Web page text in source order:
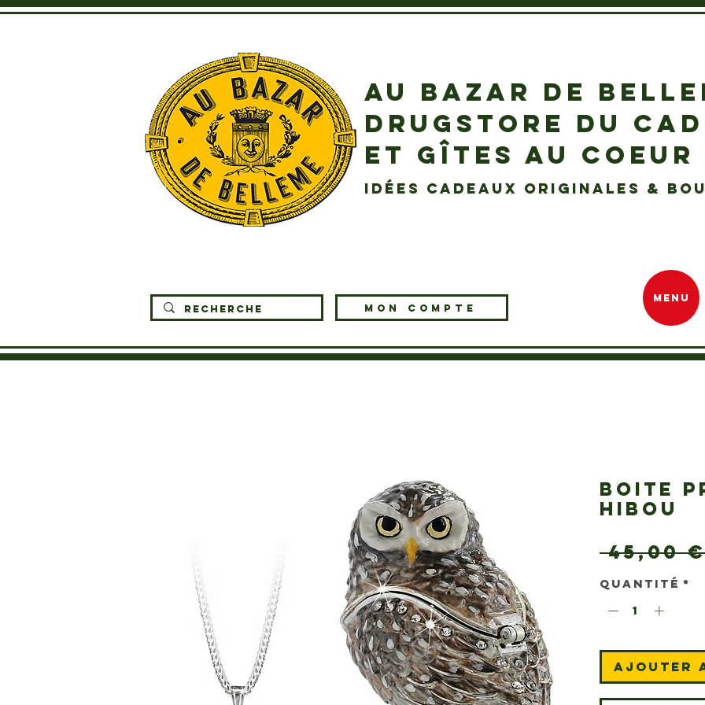
AU BAZAR DE
DRUGSTORE DU
ET GÎTES AU COEUR
idées cadeaux originales &
MON COMPTE
MENU
BOITE
HIBOU
45,00
Quantité *
Ajouter